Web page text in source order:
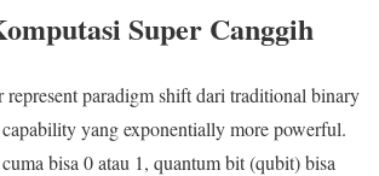
Super Canggih
represent paradigm shift dari traditional binary
yang exponentially more powerful.
bisa 0 atau 1, quantum bit (qubit) bisa